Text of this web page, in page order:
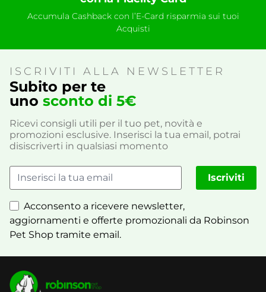
Accumula Cashback con l’E-Card risparmia sui tuoi
Acquisti
ISCRIVITI ALLA NEWSLETTER
Subito per te
uno sconto di 5€
Ricevi consigli utili per il tuo pet, novità e
promozioni esclusive. Inserisci la tua email, potrai
disiscriverti in qualsiasi momento
Acconsento a ricevere newsletter,
aggiornamenti e offerte promozionali da Robinson
Pet Shop tramite email.
Iscriviti